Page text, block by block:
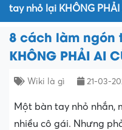
tay nhỏ lại KHÔNG PHẢI
8 cách làm ngón
KHÔNG PHẢI AI
Wiki là gì 21-03-
Một bàn tay nhỏ nhắn,
nhiều cô gái. Nhưng